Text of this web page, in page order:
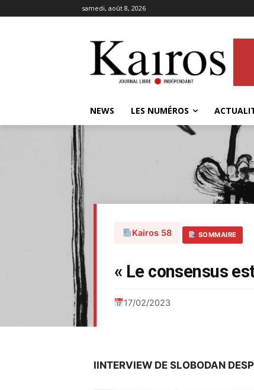
samedi, août 8, 2026
NEWS LES NUMÉROS
Kairos 58 SOMMAIRE
« Le consensus
17/02/2023
IINTERVIEW DE SLOBODAN